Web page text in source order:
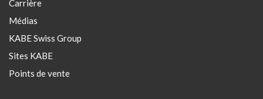
Carrière
Médias
KABE Swiss Group
Sites KABE
Points de vente